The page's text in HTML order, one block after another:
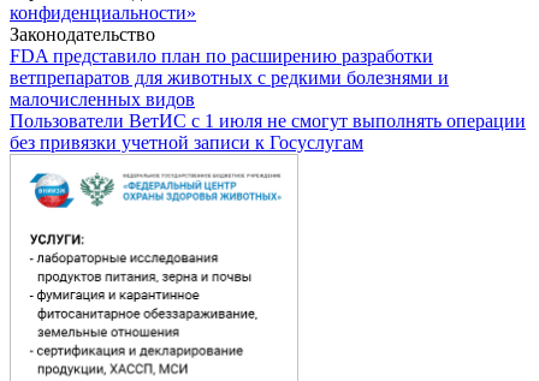
конфиденциальности»
Законодательство
FDA представило план по расширению разработки
ветпрепаратов для животных с редкими болезнями и
малочисленных видов
Пользователи ВетИС с 1 июля не смогут выполнять операции
без привязки учетной записи к Госуслугам